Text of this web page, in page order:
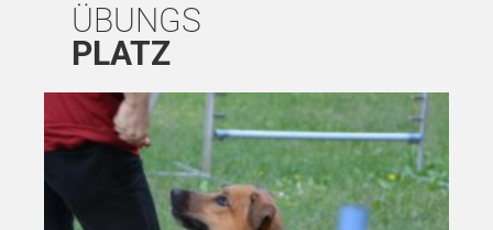
ÜBUNGS
PLATZ